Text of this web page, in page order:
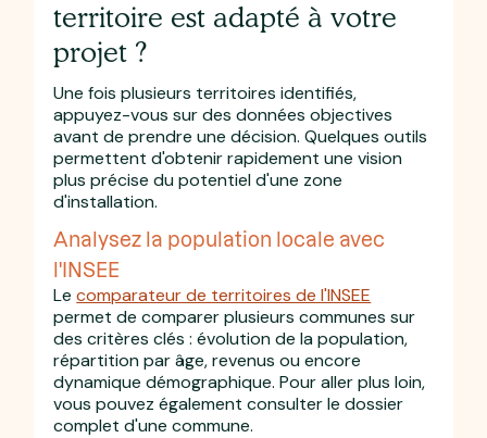
territoire est adapté à votre
projet ?
Une fois plusieurs territoires identifiés,
appuyez-vous sur des données objectives
avant de prendre une décision. Quelques outils
permettent d'obtenir rapidement une vision
plus précise du potentiel d'une zone
d'installation.
Analysez la population locale avec
l'INSEE
Lecomparateur de territoires de l'INSEE
permet de comparer plusieurs communes sur
des critères clés : évolution de la population,
répartition par âge, revenus ou encore
dynamique démographique. Pour aller plus loin,
vous pouvez également consulter le dossier
complet d'une commune.